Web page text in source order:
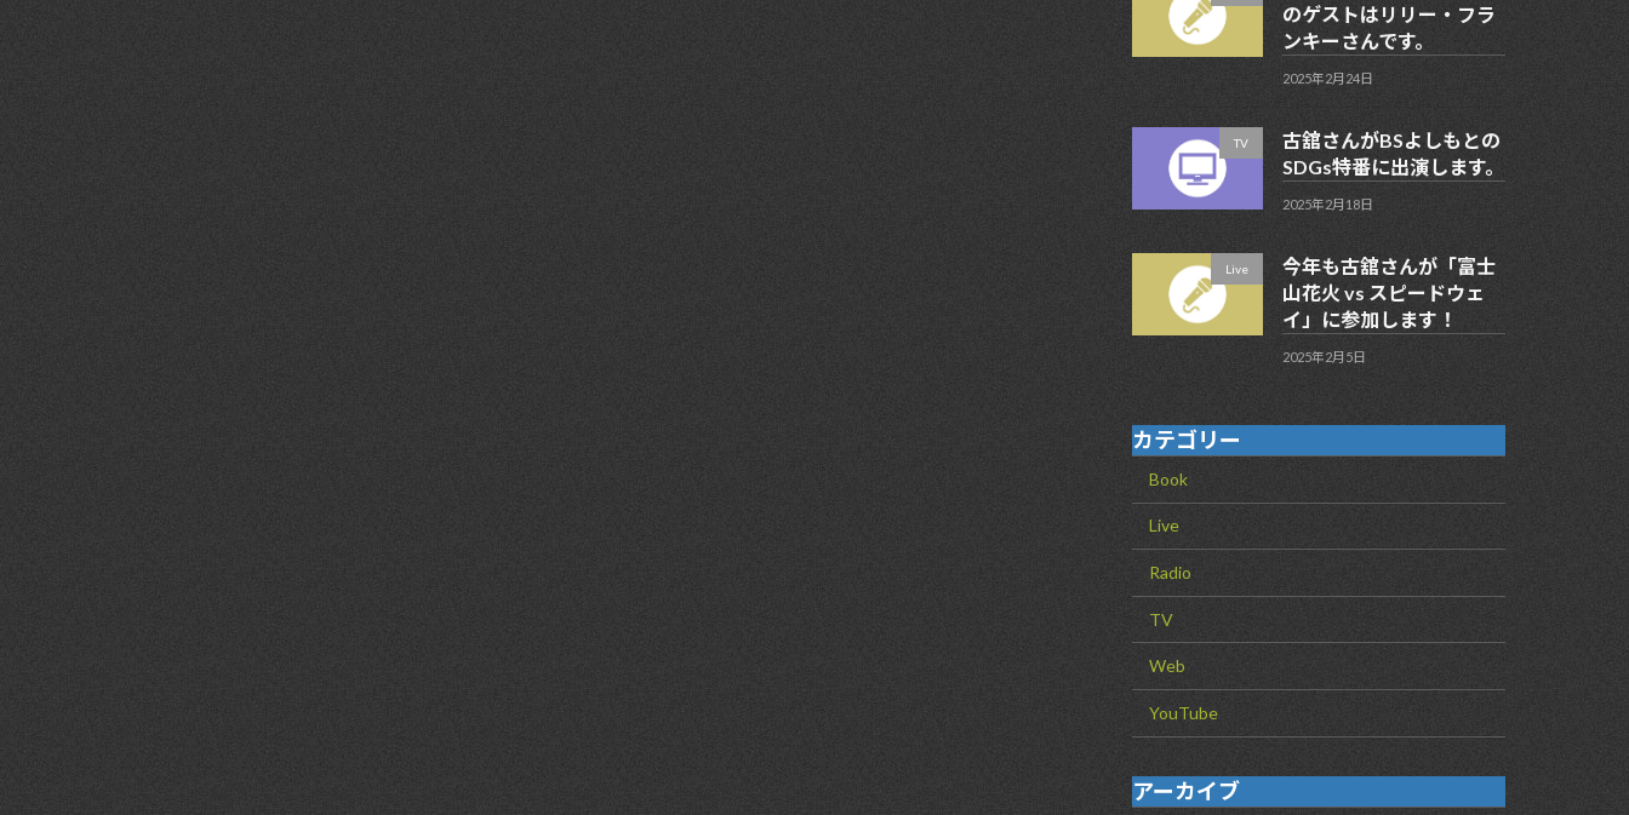
のゲストはリリー・フラ
ンキーさんです。
2025年2月24日
TV
古舘さんがBSよしもとの
SDGs特番に出演します。
2025年2月18日
Live
今年も古舘さんが「富士
山花火 vs スピードウェ
イ」に参加します！
2025年2月5日
カテゴリー
Book
Live
Radio
TV
Web
YouTube
アーカイブ